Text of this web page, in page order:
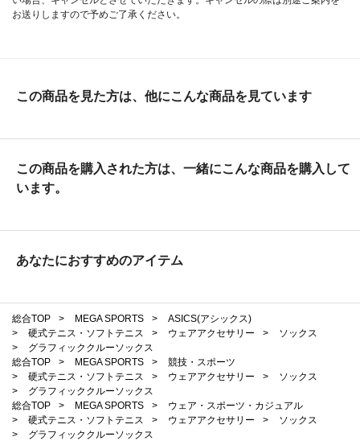
お送りしますので予めご了承ください。
この商品を見た方は、他にこんな商品を見ています
この商品を購入された方は、一緒にこんな商品を購入して
います。
あなたにおすすめのアイテム
総合TOP > MEGA SPORTS >
ASICS(アシックス)
>
硬式テニス・ソフトテニス > ウェアアクセサリー >
ソックス
>
グラフィッククルーソックス
総合TOP
> MEGA SPORTS >
競技・スポーツ
>
硬式テニス・ソフトテニス > ウェアアクセサリー >
ソックス
>
グラフィッククルーソックス
総合TOP
> MEGA SPORTS >
ウェア・スポーツ・カジュアル
>
硬式テニス・ソフトテニス > ウェアアクセサリー >
ソックス
>
グラフィッククルーソックス